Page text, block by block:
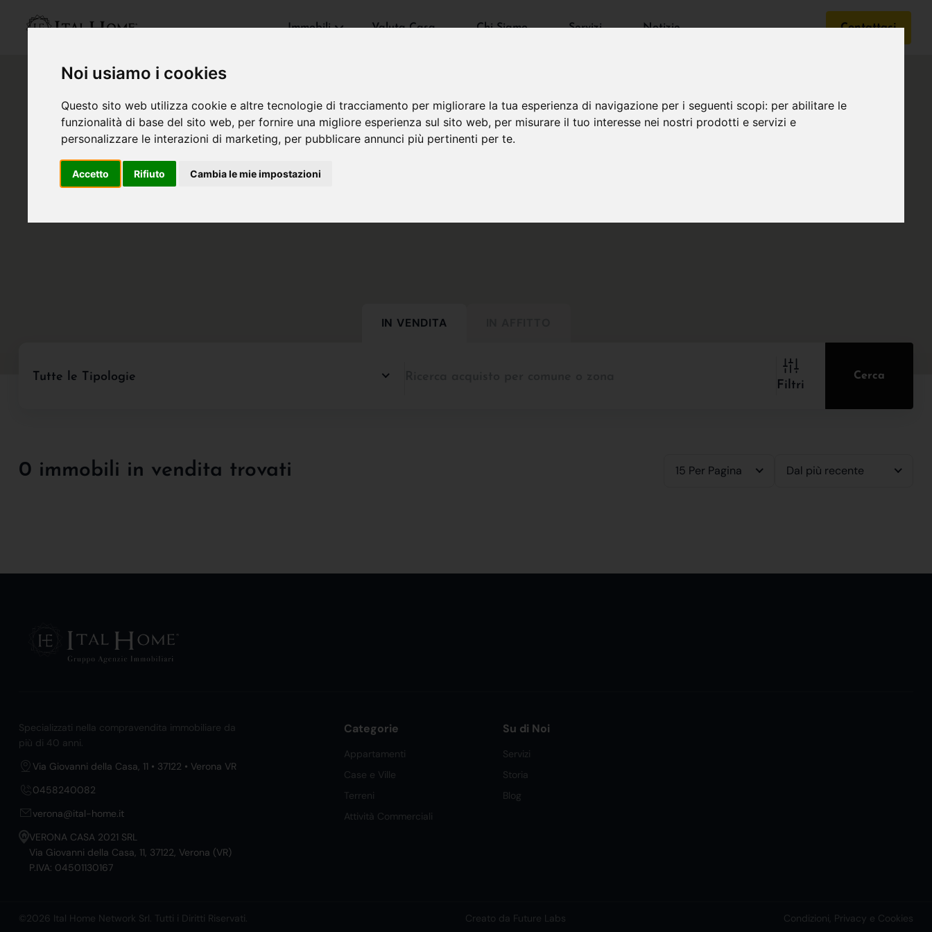
Noi usiamo i cookies
Questo sito web utilizza cookie e altre tecnologie di tracciamento per migliorare la tua esperienza di navigazione per i seguenti scopi: per abilitare le
funzionalità di base del sito web, per fornire una migliore esperienza sul sito web, per misurare il tuo interesse nei nostri prodotti e servizi e
personalizzare le interazioni di marketing, per pubblicare annunci più pertinenti per te.
Accetto Rifiuto Cambia le mie impostazioni
Immobili Valuta Casa Chi Siamo Servizi Notizie Contattaci
IN VENDITA
Tutte le Tipologie
Filtri
Cerca
0 immobili in vendita trovati 15 Per Pagina Dal più recente
Specializzati nella compravendita immobiliare da
più di 40 anni.
Via Giovanni della Casa, 11 • 37122 • Verona VR
0458240082
verona@ital-home.it
VERONA CASA 2021 SRL
Via Giovanni della Casa, 11, 37122, Verona (VR)
P.IVA: 04501130167
Categorie
Appartamenti
Case e Ville
Terreni
Attività Commerciali
Su di Noi
Servizi
Storia
Blog
©2026 Ital Home Network Srl. Tutti i Diritti Riservati. Creato da Future Labs Condizioni, Privacy e Cookies